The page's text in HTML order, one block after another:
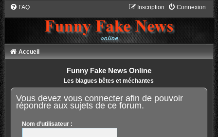
FAQ Connexion
Inscription
Accueil
Funny Fake News Online
Les blagues bêtes et méchantes
Vous devez vous connecter afin de pouvoir
répondre aux sujets de ce forum.
Nom d’utilisateur :